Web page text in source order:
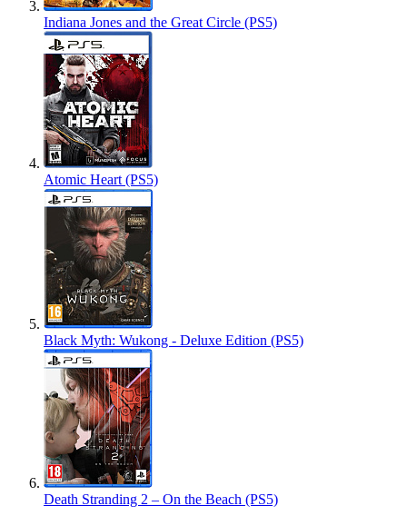
Indiana Jones and the Great Circle (PS5)
Atomic Heart (PS5)
Black Myth: Wukong - Deluxe Edition (PS5)
Death Stranding 2 – On the Beach (PS5)